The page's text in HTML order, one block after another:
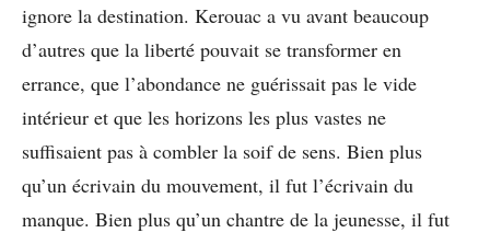
ignore la destination. Kerouac a vu avant beaucoup
d’autres que la liberté pouvait se transformer en
errance, que l’abondance ne guérissait pas le vide
intérieur et que les horizons les plus vastes ne
suffisaient pas à combler la soif de sens. Bien plus
qu’un écrivain du mouvement, il fut l’écrivain du
manque. Bien plus qu’un chantre de la jeunesse, il fut